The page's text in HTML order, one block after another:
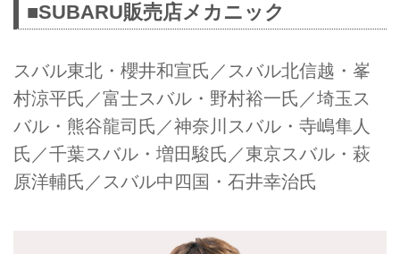
■SUBARU販売店メカニック
スバル東北・櫻井和宣氏／スバル北信越・峯
村涼平氏／富士スバル・野村裕一氏／埼玉ス
バル・熊谷龍司氏／神奈川スバル・寺嶋隼人
氏／千葉スバル・増田駿氏／東京スバル・萩
原洋輔氏／スバル中四国・石井幸治氏